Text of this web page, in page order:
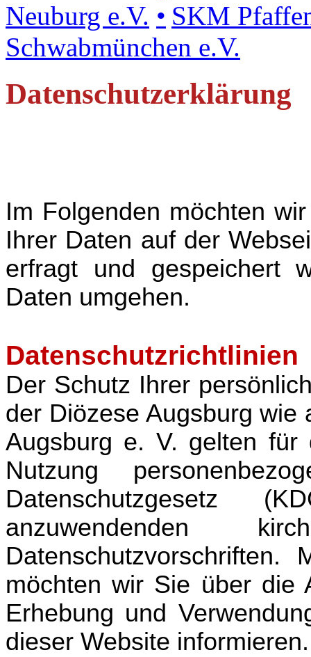
Neuburg e.V.
SKM
Schwabmünchen e.V.
Datenschutzerklärung
Im Folgenden möchten
Ihrer Daten auf der
erfragt und gespeichert
Daten umgehen.
Datenschutzrichtlinien
Der Schutz Ihrer
der Diözese Augsburg
Augsburg e. V. gelten für
Nutzung
Datenschutzgesetz
anzuwendenden
Datenschutzvorschriften.
möchten wir Sie über die
Erhebung und
dieser Website informieren.